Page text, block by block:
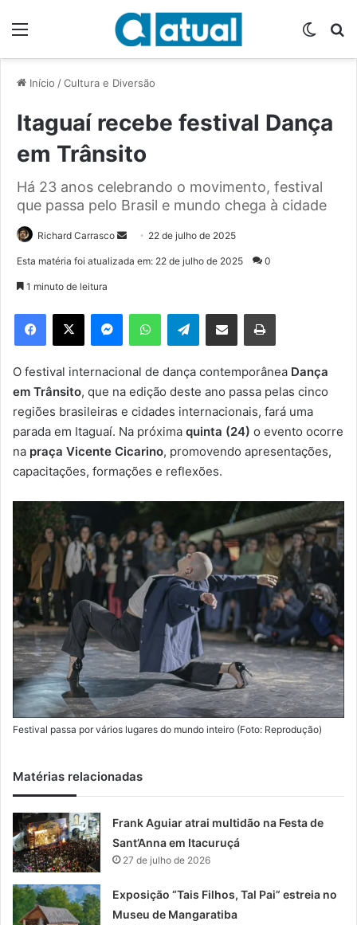
Início /Cultura e Diversão
Itaguaí recebe festival Dança
em Trânsito
Há 23 anos celebrando o movimento, festival
que passa pelo Brasil e mundo chega à cidade
Richard Carrasco
e
m
e
-
m
a
22 de julho de 2025
Esta matéria foi atualizada em: 22 de julho de 2025 0
1 minuto de leitura
Telegram
O festival internacional de dança contemporânea Dança
em Trânsito, que na edição deste ano passa pelas cinco
regiões brasileiras e cidades internacionais, fará uma
parada em Itaguaí. Na próxima quinta (24) o evento ocorre
na praça Vicente Cicarino, promovendo apresentações,
capacitações, formações e reflexões.
Festival passa por vários lugares do mundo inteiro (Foto: Reprodução)
Matérias relacionadas
Frank Aguiar atrai multidão na Festa de
Sant’Anna em Itacuruçá
27 de julho de 2026
Exposição “Tais Filhos, Tal Pai” estreia no
Museu de Mangaratiba